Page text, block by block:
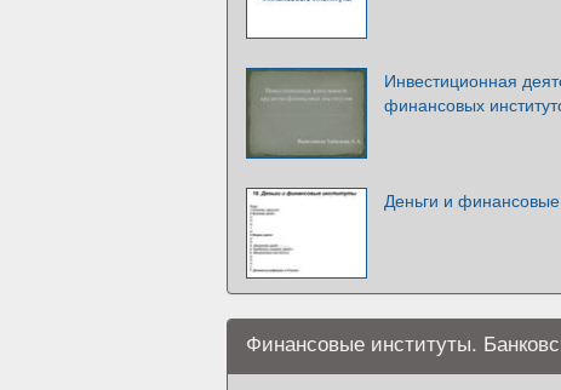
Инвестиционная
финансовых
Деньги и финансовые
Финансовые институты.